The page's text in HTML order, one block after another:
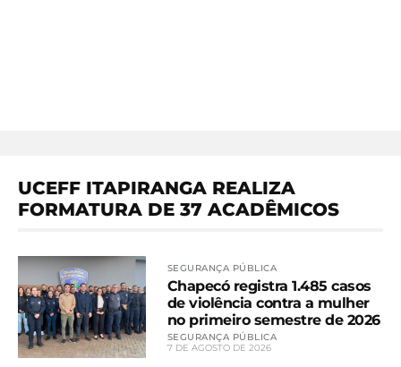
UCEFF ITAPIRANGA REALIZA
FORMATURA DE 37 ACADÊMICOS
SEGURANÇA PÚBLICA
Chapecó registra 1.485 casos
de violência contra a mulher
no primeiro semestre de 2026
SEGURANÇA PÚBLICA
7 DE AGOSTO DE 2026